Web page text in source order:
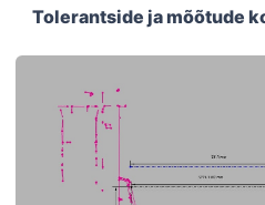
Tolerantside ja mõõtude